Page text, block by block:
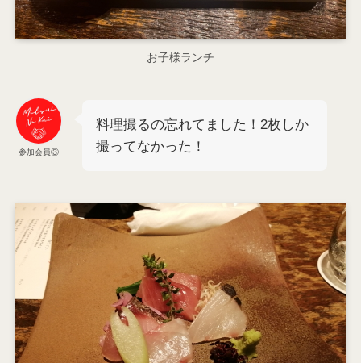
お子様ランチ
参加会員③
料理撮るの忘れてました！2枚しか
撮ってなかった！